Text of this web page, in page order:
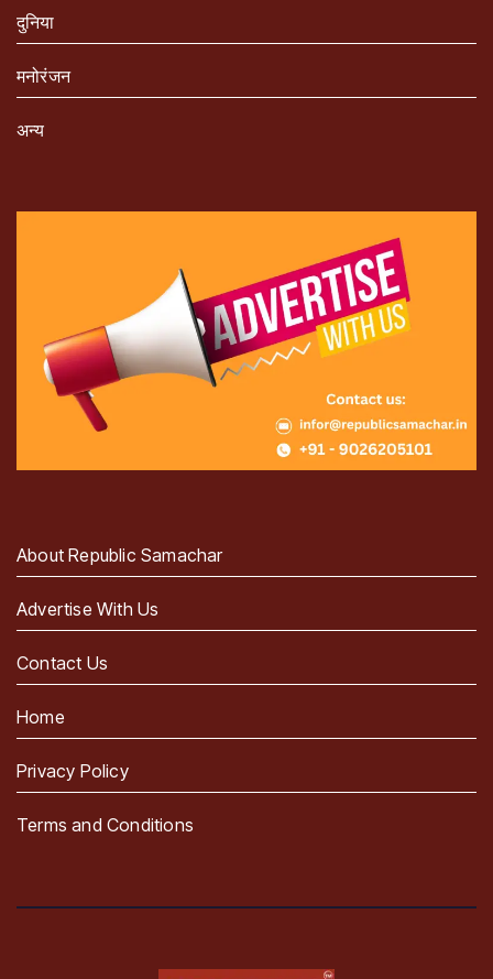
दुनिया
मनोरंजन
अन्य
About Republic Samachar
Advertise With Us
Contact Us
Home
Privacy Policy
Terms and Conditions